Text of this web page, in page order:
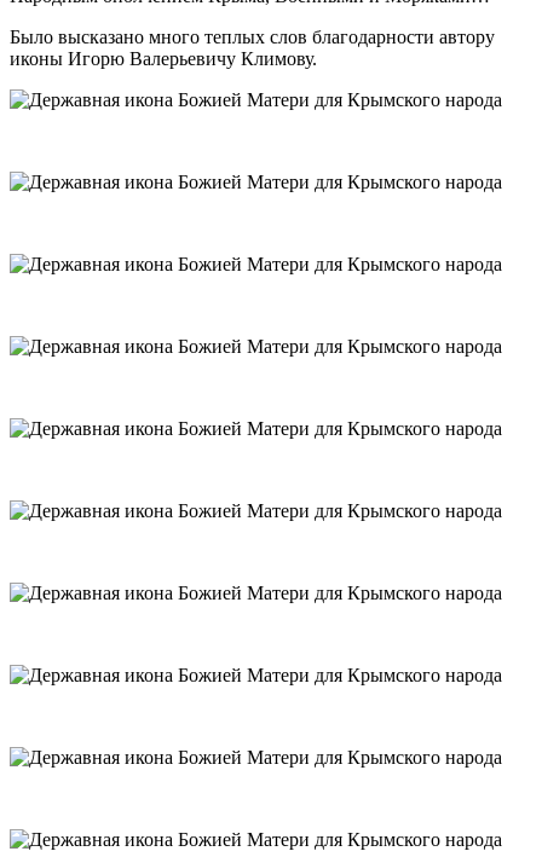
Было высказано много теплых слов благодарности автору
иконы Игорю Валерьевичу Климову.